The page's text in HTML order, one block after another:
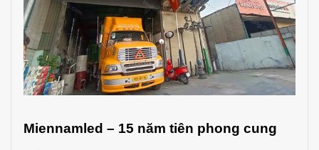
Miennamled – 15 năm tiên phong cung